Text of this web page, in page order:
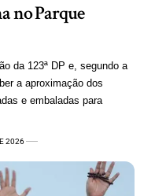
no Parque
da 123ª DP e, segundo a
a aproximação dos
e embaladas para
2026